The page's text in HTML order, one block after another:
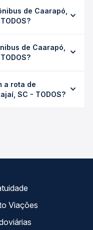
de Caarapó,
podendo variar
(convencional,
desejada.
de Caarapó,
em média R$
a empresa, o
a rota de
SC - TODOS?
Auto Viações